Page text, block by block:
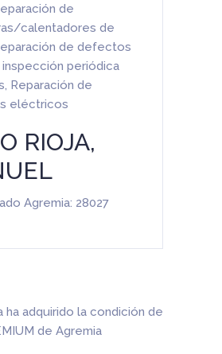
de
calentadores de
de defectos
inspección periódica
, Reparación de
eléctricos
RIOJA,
Agremia: 28027
ha adquirido la condición de
de Agremia